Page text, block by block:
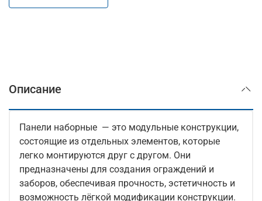
Описание
Панели наборные — это модульные конструкции,
состоящие из отдельных элементов, которые
легко монтируются друг с другом. Они
предназначены для создания ограждений и
заборов, обеспечивая прочность, эстетичность и
возможность лёгкой модификации конструкции.